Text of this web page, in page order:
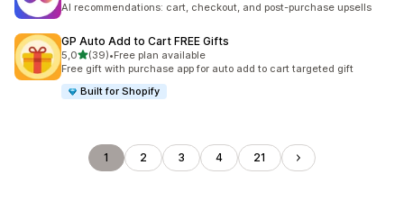
AI recommendations: cart, checkout, and post-purchase upsells
GP Auto Add to Cart FREE Gifts
5,0/ 5 tähteä
(39)
39 arvostelua yhteensä
•Free plan available
Free gift with purchase app for auto add to cart targeted gift
Built for Shopify
1 2 3 4 21